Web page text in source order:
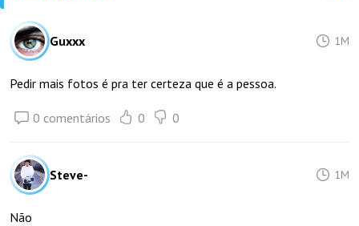
Guxxx 1M
Pedir mais fotos é pra ter certeza que é a pessoa.
0 comentários 0 0
Steve- 1M
Não